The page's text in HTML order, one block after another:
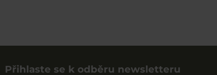
Přihlaste se k odběru newsletteru